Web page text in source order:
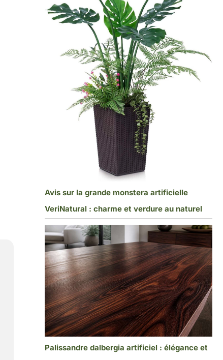
Avis sur la grande monstera artificielle
VeriNatural : charme et verdure au naturel
Palissandre dalbergia artificiel : élégance et